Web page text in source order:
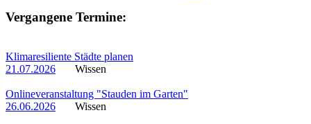
Vergangene Termine:
Klimaresiliente Städte planen
21.07.2026
Wissen
Onlineveranstaltung "Stauden im Garten"
26.06.2026
Wissen